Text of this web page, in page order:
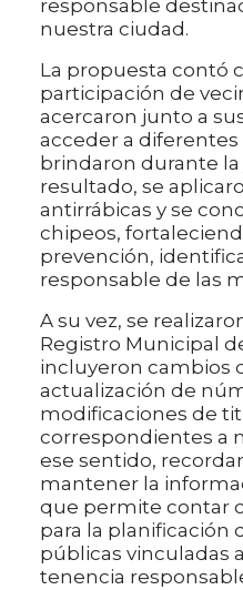
responsable
nuestra ciudad.
La propuesta contó
participación de
acercaron junto a
acceder a diferentes
brindaron durante la
resultado, se
antirrábicas y se
chipeos,
prevención,
responsable de las
A su vez, se
Registro Municipal
incluyeron cambios
actualización de
modificaciones de
correspondientes a
ese sentido,
mantener la
que permite contar
para la planificación
públicas vinculadas
tenencia